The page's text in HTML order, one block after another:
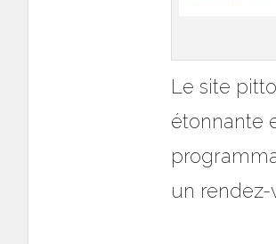
Le site
étonnante
un rendez-